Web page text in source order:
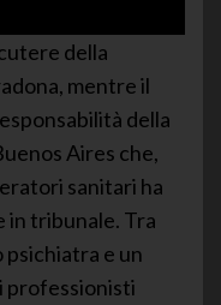
della
mentre il
della
Aires che,
sanitari ha
in tribunale. Tra
e un
professionisti